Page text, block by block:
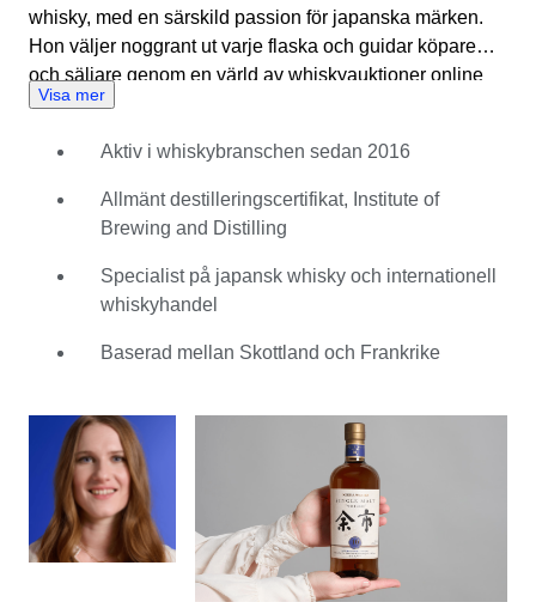
whisky, med en särskild passion för japanska märken.
Hon väljer noggrant ut varje flaska och guidar köpare
och säljare genom en värld av whiskyauktioner online
med insikt och precision, vilket säkerställer att endast de
Clémence växte upp i hjärtat av vinlandet i Bourgogne
och förväntade sig inte att whisky skulle stjäla hennes
hjärta. Men under studietiden i Genève kom en resa till
till den andra, och snart flyttade hon för att arbeta på ett
destilleri för att fördjupa sig i produktionssidan av
upp en mångsidig karriär inom sprit-branschen som
till import – särskilt med fokus på japansk whisky.
Hennes första besök i Japan är fortfarande ett av hennes
käraste minnen: att dela sällsynt sake med en värd på ett
pensionat i Kyoto, utan att tala ett gemensamt språk,
men ändå förstå varandra perfekt genom deras
gemensamma kärlek till drycken. För Clémence är
whisky en förbindelselänk. Varje flaska bär på en
Visa mer
Aktiv i whiskybranschen sedan 2016
Allmänt destilleringscertifikat, Institute of
Brewing and Distilling
Specialist på japansk whisky och internationell
whiskyhandel
Baserad mellan Skottland och Frankrike